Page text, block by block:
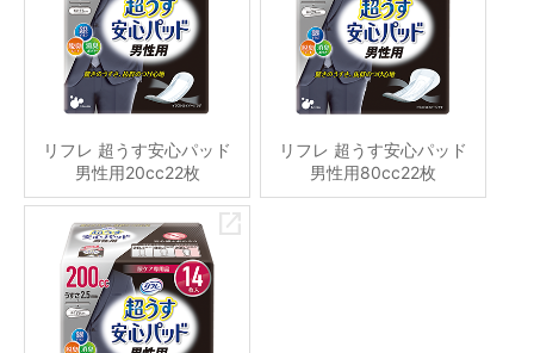
リフレ 超うす安心パッド
男性用20cc22枚
リフレ 超うす安心パッド
男性用80cc22枚